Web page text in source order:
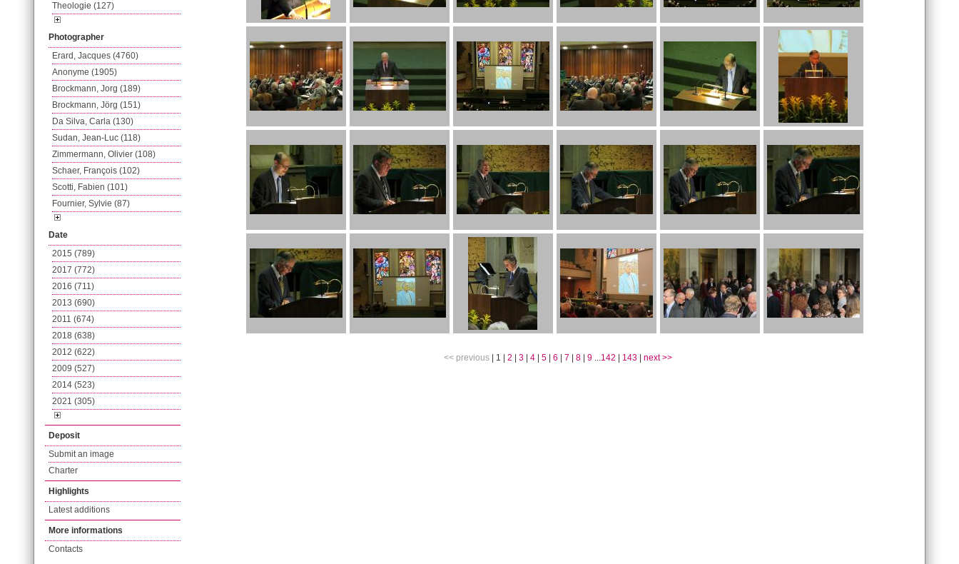
Theologie (127)
Photographer
Erard, Jacques (4760)
Anonyme (1905)
Brockmann, Jorg (189)
Brockmann, Jörg (151)
Da Silva, Carla (130)
Sudan, Jean-Luc (118)
Zimmermann, Olivier (108)
Schaer, François (102)
Scotti, Fabien (101)
Fournier, Sylvie (87)
Date
2015 (789)
2017 (772)
2016 (711)
2013 (690)
2011 (674)
2018 (638)
2012 (622)
2009 (527)
2014 (523)
2021 (305)
Deposit
Submit an image
Charter
Highlights
Latest additions
More informations
Contacts
<< previous 1 2 3 4 5 6 7 8 9 ...142 143 next >>